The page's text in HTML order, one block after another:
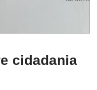
cidadania